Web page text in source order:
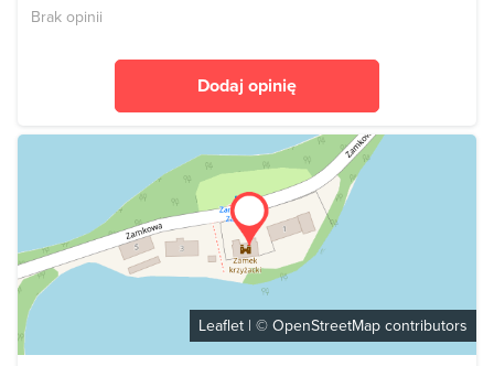
Brak opinii
Dodaj opinię
Leaflet | © OpenStreetMap contributors